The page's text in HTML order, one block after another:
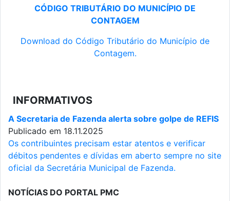
CÓDIGO TRIBUTÁRIO DO MUNICÍPIO DE
CONTAGEM
Download do Código Tributário do Município de
Contagem.
INFORMATIVOS
A Secretaria de Fazenda alerta sobre golpe de REFIS
Publicado em 18.11.2025
Os contribuintes precisam estar atentos e verificar
débitos pendentes e dívidas em aberto sempre no site
oficial da Secretária Municipal de Fazenda.
NOTÍCIAS DO PORTAL PMC